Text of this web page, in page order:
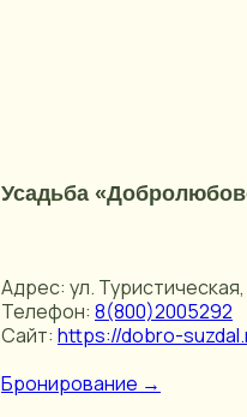
Усадьба
Адрес: ул. Туристическая,
Телефон: 8(800)2005292
Сайт: https://dobro-
Бронирование →